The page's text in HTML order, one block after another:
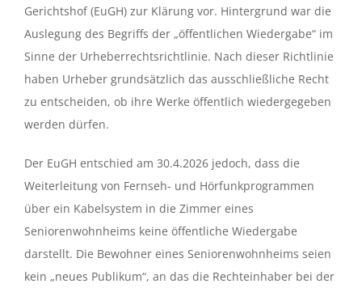
Gerichtshof (EuGH) zur Klärung vor. Hintergrund war die
Auslegung des Begriffs der „öffentlichen Wiedergabe“ im
Sinne der Urheberrechtsrichtlinie. Nach dieser Richtlinie
haben Urheber grundsätzlich das ausschließliche Recht
zu entscheiden, ob ihre Werke öffentlich wiedergegeben
werden dürfen.
Der EuGH entschied am 30.4.2026 jedoch, dass die
Weiterleitung von Fernseh- und Hörfunkprogrammen
über ein Kabelsystem in die Zimmer eines
Seniorenwohnheims keine öffentliche Wiedergabe
darstellt. Die Bewohner eines Seniorenwohnheims seien
kein „neues Publikum“, an das die Rechteinhaber bei der